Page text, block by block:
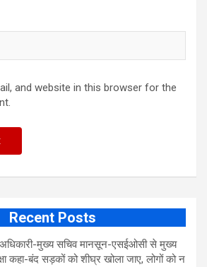
and website in this browser for the
Recent Posts
मुख्य सचिव मानसून-एसईओसी से मुख्य
कहा-बंद सड़कों को शीघ्र खोला जाए, लोगों को न